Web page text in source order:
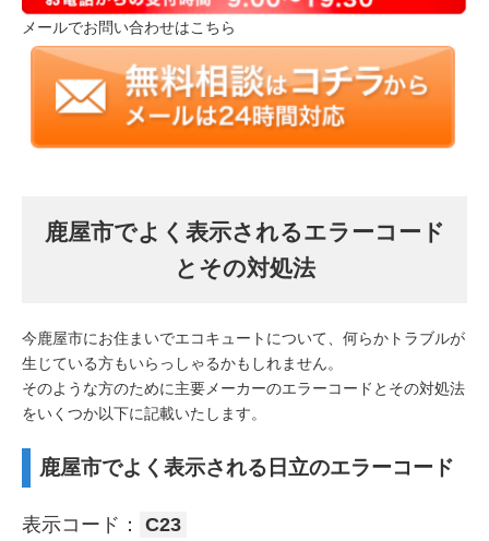
メールでお問い合わせはこちら
鹿屋市でよく表示されるエラーコード
とその対処法
今鹿屋市にお住まいでエコキュートについて、何らかトラブルが
生じている方もいらっしゃるかもしれません。
そのような方のために主要メーカーのエラーコードとその対処法
をいくつか以下に記載いたします。
鹿屋市でよく表示される日立のエラーコード
表示コード： C23